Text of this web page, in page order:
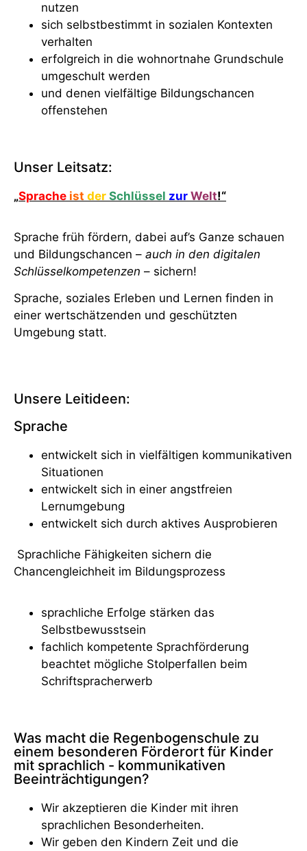
nutzen
sich selbstbestimmt in sozialen Kontexten
verhalten
erfolgreich in die wohnortnahe Grundschule
umgeschult werden
und denen vielfältige Bildungschancen
offenstehen
Unser Leitsatz:
„Sprache ist der Schlüssel zur Welt!“
Sprache früh fördern, dabei auf’s Ganze schauen
und Bildungschancen – auch in den digitalen
Schlüsselkompetenzen – sichern!
Sprache, soziales Erleben und Lernen finden in
einer wertschätzenden und geschützten
Umgebung statt.
Unsere Leitideen:
Sprache
entwickelt sich in vielfältigen kommunikativen
Situationen
entwickelt sich in einer angstfreien
Lernumgebung
entwickelt sich durch aktives Ausprobieren
Sprachliche Fähigkeiten sichern die
Chancengleichheit im Bildungsprozess
sprachliche Erfolge stärken das
Selbstbewusstsein
fachlich kompetente Sprachförderung
beachtet mögliche Stolperfallen beim
Schriftspracherwerb
Was macht die Regenbogenschule zu
einem besonderen Förderort für Kinder
mit sprachlich - kommunikativen
Beeinträchtigungen?
Wir akzeptieren die Kinder mit ihren
sprachlichen Besonderheiten.
Wir geben den Kindern Zeit und die